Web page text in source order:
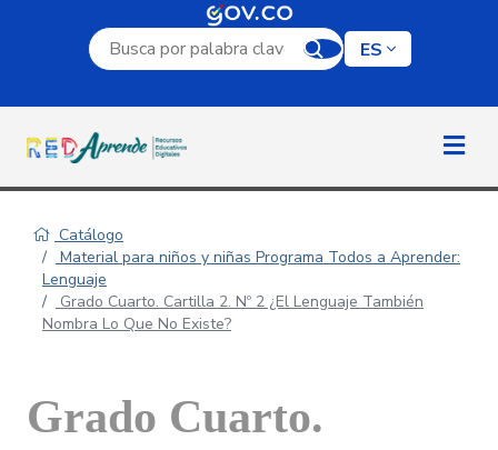
Campo de búsqueda por palabra clave
ES
Catálogo
Material para niños y niñas Programa Todos a Aprender:
Lenguaje
Grado Cuarto. Cartilla 2. Nº 2 ¿El Lenguaje También
Nombra Lo Que No Existe?
Grado Cuarto.